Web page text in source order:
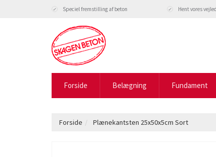
Speciel fremstilling af beton Hent vores
Forside Belægning Fundament
Forside Plænekantsten 25x50x5cm Sort